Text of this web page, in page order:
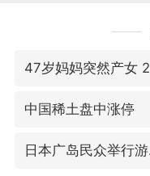
中国稀土盘中涨停
日